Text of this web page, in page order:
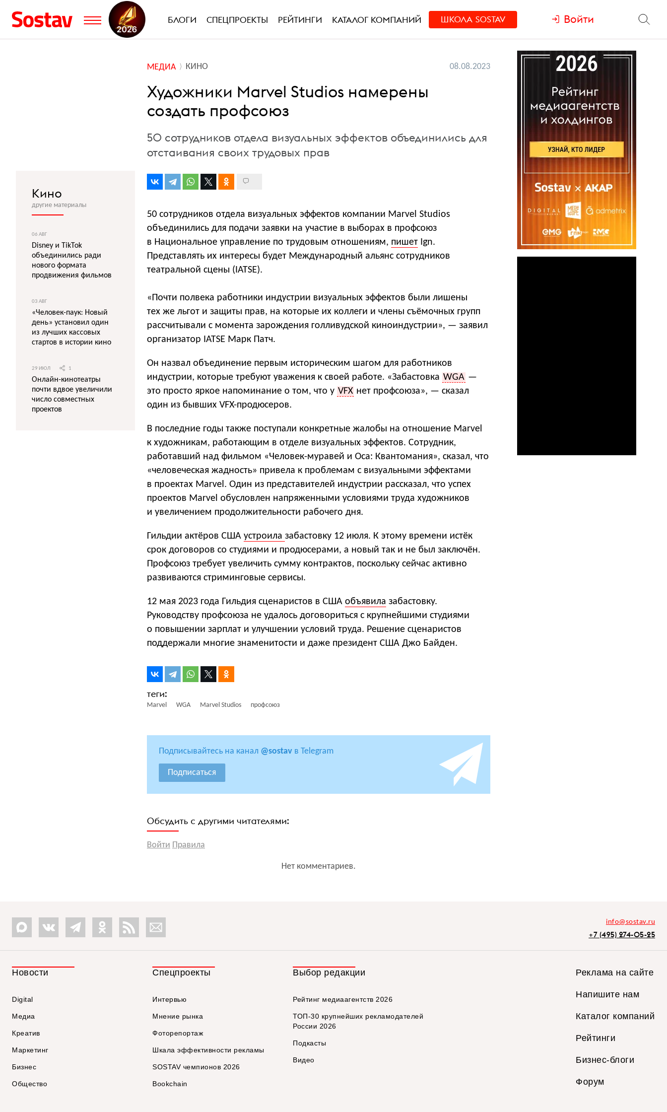
БЛОГИ СПЕЦПРОЕКТЫ РЕЙТИНГИ КАТАЛОГ КОМПАНИЙ ШКОЛА SOSTAV Войти
МЕДИА КИНО 08.08.2023
Художники Marvel Studios намерены
создать профсоюз
50 сотрудников отдела визуальных эффектов объединились для
отстаивания своих трудовых прав
50 сотрудников отдела визуальных эффектов компании Marvel Studios
объединились для подачи заявки на участие в выборах в профсоюз
в Национальное управление по трудовым отношениям, пишет Ign.
Представлять их интересы будет Международный альянс сотрудников
театральной сцены (IATSE).
«Почти полвека работники индустрии визуальных эффектов были лишены
тех же льгот и защиты прав, на которые их коллеги и члены съёмочных групп
рассчитывали с момента зарождения голливудской киноиндустрии», — заявил
организатор IATSE Марк Патч.
Он назвал объединение первым историческим шагом для работников
индустрии, которые требуют уважения к своей работе. «Забастовка WGA —
это просто яркое напоминание о том, что у VFX нет профсоюза», — сказал
один из бывших VFX-продюсеров.
В последние годы также поступали конкретные жалобы на отношение Marvel
к художникам, работающим в отделе визуальных эффектов. Сотрудник,
работавший над фильмом «Человек-муравей и Оса: Квантомания», сказал, что
«человеческая жадность» привела к проблемам с визуальными эффектами
в проектах Marvel. Один из представителей индустрии рассказал, что успех
проектов Marvel обусловлен напряженными условиями труда художников
и увеличением продолжительности рабочего дня.
Гильдии актёров США устроила забастовку 12 июля. К этому времени истёк
срок договоров со студиями и продюсерами, а новый так и не был заключён.
Профсоюз требует увеличить сумму контрактов, поскольку сейчас активно
развиваются стриминговые сервисы.
12 мая 2023 года Гильдия сценаристов в США объявила забастовку.
Руководству профсоюза не удалось договориться с крупнейшими студиями
о повышении зарплат и улучшении условий труда. Решение сценаристов
поддержали многие знаменитости и даже президент США Джо Байден.
Marvel WGA Marvel Studios профсоюз
Подписывайтесь на канал @sostav в Telegram
Подписаться
Обсудить с другими читателями:
Войти Правила
Нет комментариев.
Кино
другие материалы
06 АВГ
Disney и TikTok
объединились ради
нового формата
продвижения фильмов
03 АВГ
«Человек-паук: Новый
день» установил один
из лучших кассовых
стартов в истории кино
29 ИЮЛ 1
Онлайн-кинотеатры
почти вдвое увеличили
число совместных
проектов
info@sostav.ru
+7 (495) 274-05-25
Новости
Digital
Медиа
Креатив
Маркетинг
Бизнес
Общество
Спецпроекты
Интервью
Мнение рынка
Фоторепортаж
Шкала эффективности рекламы
SOSTAV чемпионов 2026
Bookchain
Выбор редакции
Рейтинг медиаагентств 2026
ТОП-30 крупнейших рекламодателей
России 2026
Подкасты
Видео
Реклама на сайте
Напишите нам
Каталог компаний
Рейтинги
Бизнес-блоги
Форум